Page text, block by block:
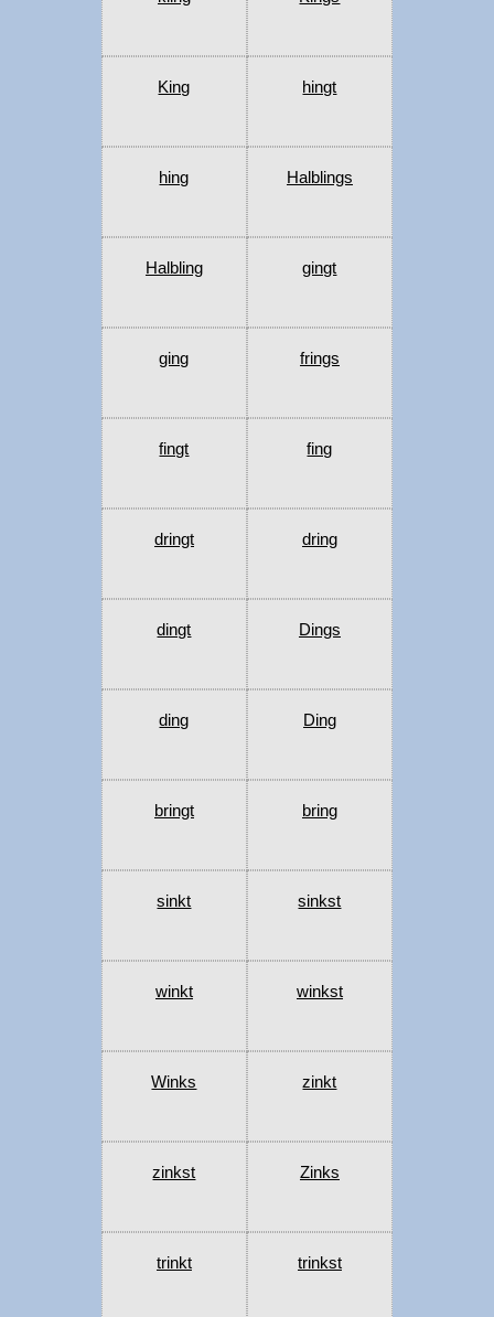
King hingt
hing Halblings
Halbling gingt
ging frings
fingt fing
dringt dring
dingt Dings
ding Ding
bringt bring
sinkt sinkst
winkt winkst
Winks zinkt
zinkst Zinks
trinkt trinkst